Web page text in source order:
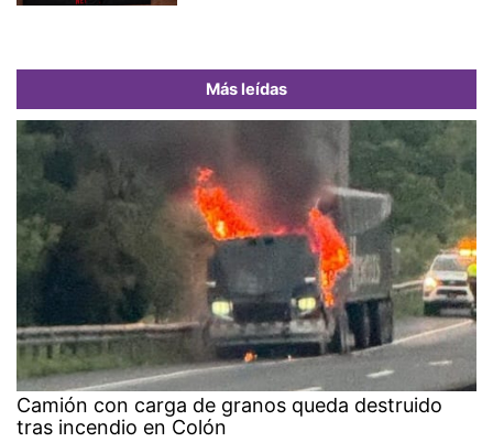
Más leídas
Camión con carga de granos queda destruido
tras incendio en Colón